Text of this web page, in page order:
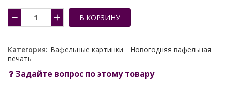
Категория: Вафельные картинки
Новогодняя вафельная
печать
Задайте вопрос по этому товару